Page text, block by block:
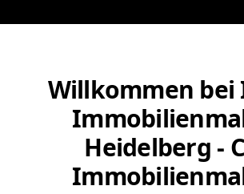
Willkommen bei
Heidelberg -